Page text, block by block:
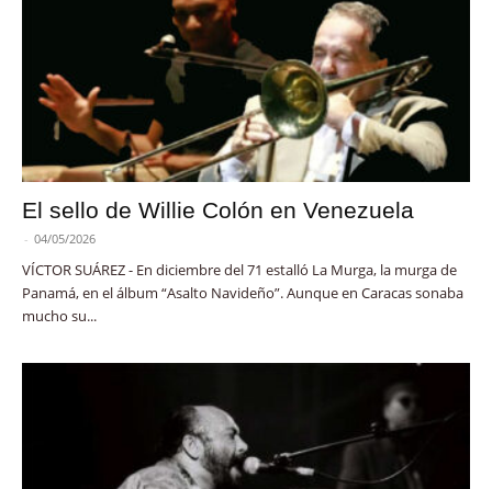
El sello de Willie Colón en Venezuela
- 04/05/2026
VÍCTOR SUÁREZ - En diciembre del 71 estalló La Murga, la murga de
Panamá, en el álbum “Asalto Navideño”. Aunque en Caracas sonaba
mucho su...